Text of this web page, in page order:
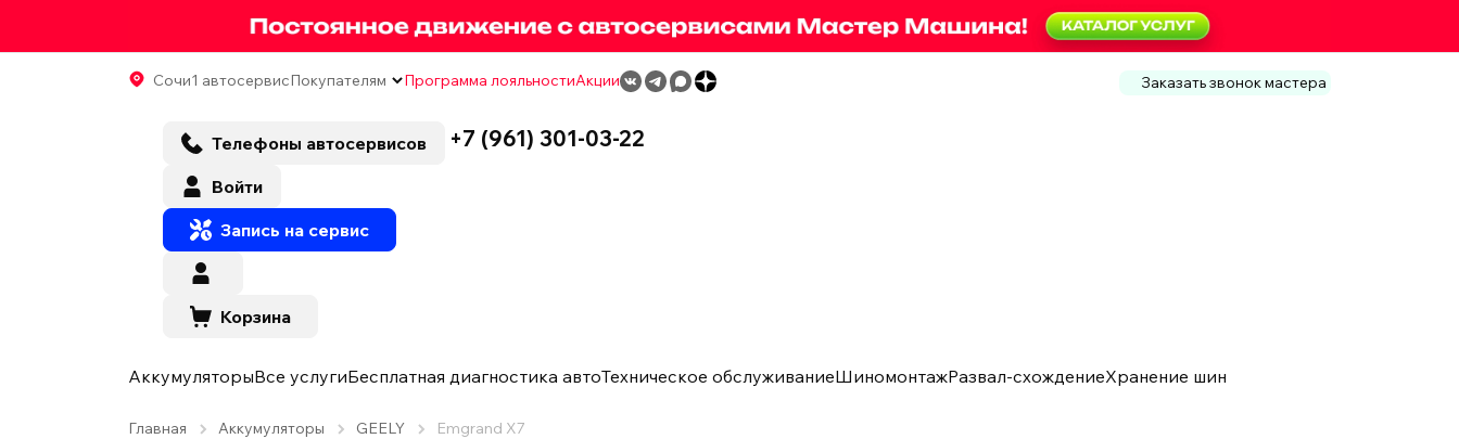
Сочи1 автосервисПокупателям Программа лояльностиАкции Заказать звонок мастера
Телефоны автосервисов +7 (961) 301-03-22
Войти
Запись на сервис
Корзина
АккумуляторыВсе услугиБесплатная диагностика автоТехническое обслуживаниеШиномонтажРазвал-схождениеХранение шин
Главная Аккумуляторы GEELY Emgrand X7